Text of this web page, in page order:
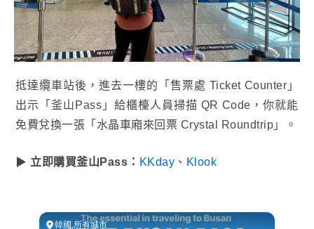
抵達纜車站後，進去一樓的「售票處 Ticket Counter」
出示「釜山Pass」給櫃檯人員掃描 QR Code，你就能
免費兌換一張「水晶車廂來回票 Crystal Roundtrip」。
▶ 立即購買釜山Pass： KKday 、 Klook